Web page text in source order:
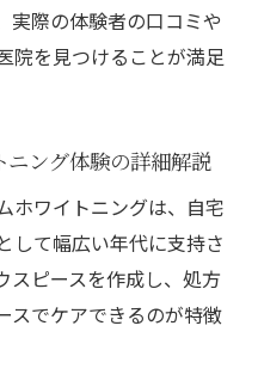
実際の体験者の口コミや
院を見つけることが満足
ニング体験の詳細解説
ホワイトニングは、自宅
して幅広い年代に支持さ
スピースを作成し、処方
スでケアできるのが特徴